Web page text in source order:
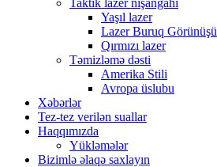
Taktik lazer nişangahı
Yaşıl lazer
Lazer Buruq Görünüşü
Qırmızı lazer
Təmizləmə dəsti
Amerika Stili
Avropa üslubu
Xəbərlər
Tez-tez verilən suallar
Haqqımızda
Yükləmələr
Bizimlə əlaqə saxlayın